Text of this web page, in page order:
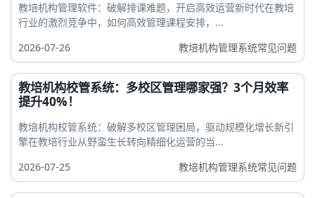
教培机构管理软件：破解排课难题，开启高效运营新时代在教培
行业的激烈竞争中，如何高效管理课程安排，...
2026-07-26
教培机构管理系统常见问题
教培机构校管系统：多校区管理哪家强？3个月效率
提升40%！
教培机构校管系统：破解多校区管理困局，驱动规模化增长新引
擎在教培行业从野蛮生长转向精细化运营的当...
2026-07-25
教培机构管理系统常见问题